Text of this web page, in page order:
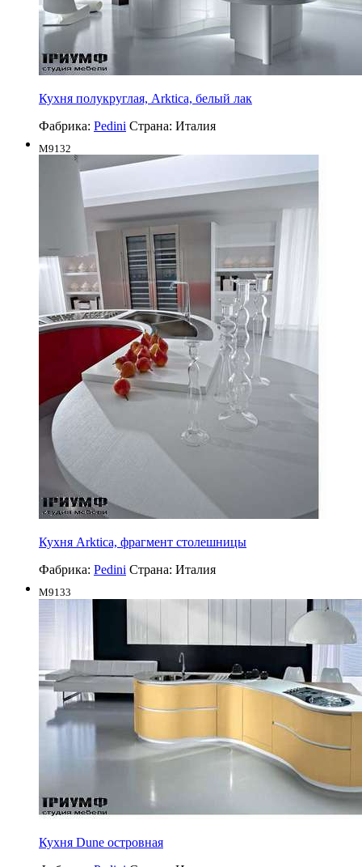
Кухня полукруглая, Arktica, белый лак
Фабрика: Pedini Страна: Италия
M9132
Кухня Arktica, фрагмент столешницы
Фабрика: Pedini Страна: Италия
M9133
Кухня Dune островная